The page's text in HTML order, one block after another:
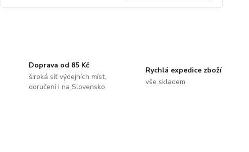
Doprava od 85 Kč
široká síť výdejních míst,
doručení i na Slovensko
Rychlá expedice zboží
vše skladem